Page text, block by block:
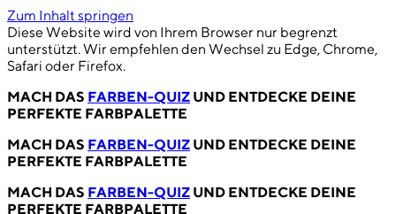
Zum Inhalt springen
Diese Website wird von Ihrem Browser nur begrenzt
unterstützt. Wir empfehlen den Wechsel zu Edge, Chrome,
Safari oder Firefox.
MACH DAS FARBEN-QUIZ UND ENTDECKE DEINE
PERFEKTE FARBPALETTE
MACH DAS FARBEN-QUIZ UND ENTDECKE DEINE
PERFEKTE FARBPALETTE
MACH DAS FARBEN-QUIZ UND ENTDECKE DEINE
PERFEKTE FARBPALETTE